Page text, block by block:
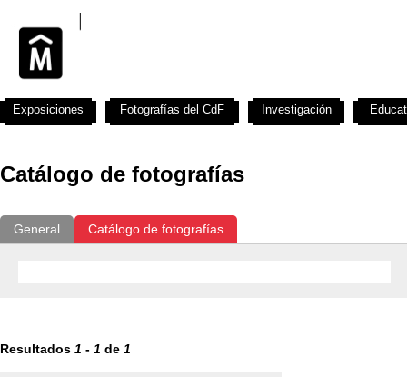
Catálogo de fotografías
General Catálogo de fotografías
Resultados 1 - 1 de 1
Exposiciones Fotografías del CdF Investigación